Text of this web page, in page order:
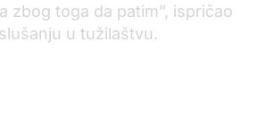
zbog toga da patim”, ispričao
u tužilaštvu.